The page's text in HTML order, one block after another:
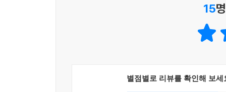
있다. 그것은 바로 ‘미학의 열정’과 ‘감성적 인간
저자는 헤겔의 『피히테와 셰링 철학체계의 차이
15
별점별로 리뷰를 확인해 보세